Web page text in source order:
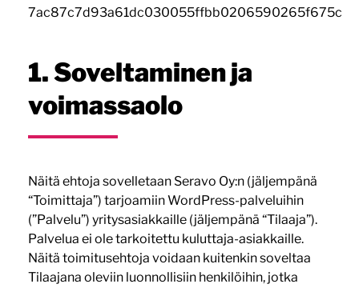
7ac87c7d93a61dc030055ffbb0206590265f675c
1. Soveltaminen ja
voimassaolo
Näitä ehtoja sovelletaan Seravo Oy:n (jäljempänä
“Toimittaja”) tarjoamiin WordPress-palveluihin
(”Palvelu”) yritysasiakkaille (jäljempänä “Tilaaja”).
Palvelua ei ole tarkoitettu kuluttaja-asiakkaille.
Näitä toimitusehtoja voidaan kuitenkin soveltaa
Tilaajana oleviin luonnollisiin henkilöihin, jotka